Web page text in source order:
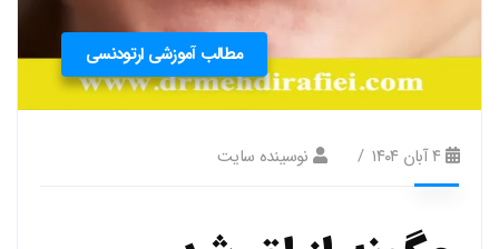
مطالب آموزشی ارتودنسی
۴ آبان ۱۴۰۴ نوسینده سایت